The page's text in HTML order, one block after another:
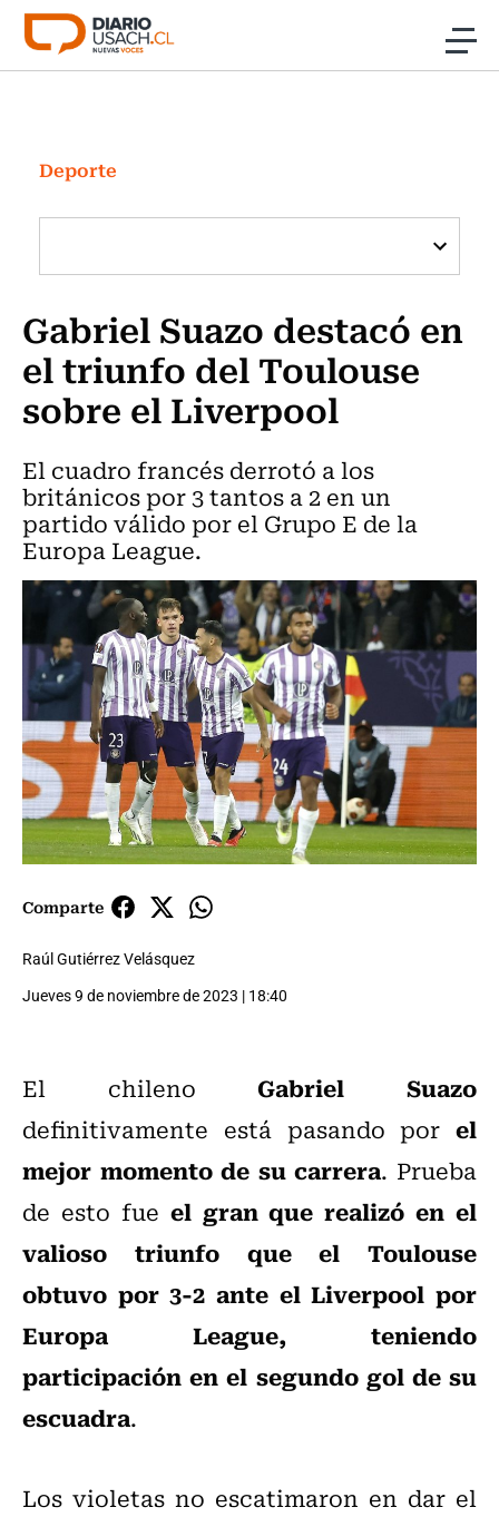
Click acá para ir directamente al contenido
Investigación
Cultura
Programas Radio y TV Usach
Deporte
Gabriel Suazo destacó en
el triunfo del Toulouse
sobre el Liverpool
El cuadro francés derrotó a los
británicos por 3 tantos a 2 en un
partido válido por el Grupo E de la
Europa League.
Comparte
Raúl Gutiérrez Velásquez
Jueves 9 de noviembre de 2023 | 18:40
El chilenoGabriel Suazo
definitivamente está pasando por el
mejor momento de su carrera. Prueba
de esto fue el gran que realizó en el
valioso triunfo que el Toulouse
obtuvo por 3-2 ante el Liverpool por
Europa League, teniendo
participación en el segundo gol de su
escuadra.
Los violetas no escatimaron en dar el